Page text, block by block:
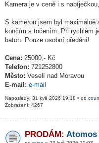
Kamera je v ceně i s
S kamerou jsem byl maximálně
končím s točením. Při rychlém
batoh. Pouze osobní předání!
Cena: 25000,- Kč
Telefon: 721252800
Město: Veselí nad Moravou
E-mail: e-mail
Naposledy: 31 kvě 2026 19:18 • od
Zobrazení: 4267
PRODÁM: Atomos